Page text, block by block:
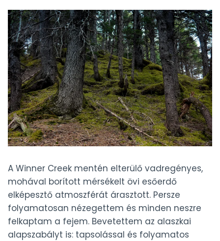
A Winner Creek mentén elterülő vadregényes,
mohával borított mérsékelt övi esőerdő
elképesztő atmoszférát árasztott. Persze
folyamatosan nézegettem és minden neszre
felkaptam a fejem. Bevetettem az alaszkai
alapszabályt is: tapsolással és folyamatos